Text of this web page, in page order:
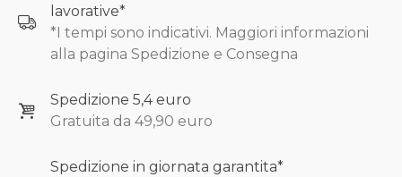
lavorative*
*I tempi sono indicativi. Maggiori informazioni
alla pagina Spedizione e Consegna
Spedizione 5,4 euro
Gratuita da 49,90 euro
Spedizione in giornata garantita*